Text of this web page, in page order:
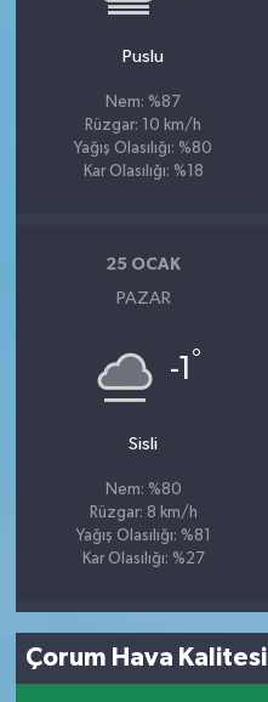
Puslu
Nem: %87
Rüzgar: 10 km/h
Yağış Olasılığı: %80
Kar Olasılığı: %18
25 OCAK
PAZAR
-1 °
Sisli
Nem: %80
Rüzgar: 8 km/h
Yağış Olasılığı: %81
Kar Olasılığı: %27
Çorum Hava Kalitesi